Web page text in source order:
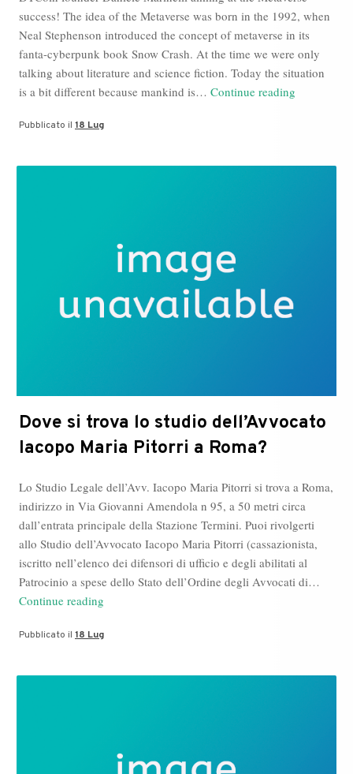
success! The idea of the Metaverse was born in the 1992, when
Neal Stephenson introduced the concept of metaverse in its
fanta-cyberpunk book Snow Crash. At the time we were only
talking about literature and science fiction. Today the situation
is a bit different because mankind is… Continue reading
news:
Pubblicato il 18 Lug
Dove si trova lo studio dell’Avvocato
Iacopo Maria Pitorri a Roma?
Lo Studio Legale dell’Avv. Iacopo Maria Pitorri si trova a Roma,
indirizzo in Via Giovanni Amendola n 95, a 50 metri circa
dall’entrata principale della Stazione Termini. Puoi rivolgerti
allo Studio dell’Avvocato Iacopo Maria Pitorri (cassazionista,
iscritto nell’elenco dei difensori di ufficio e degli abilitati al
Patrocinio a spese dello Stato dell’Ordine degli Avvocati di…
Continue reading
trova
studio
Pitorri
Pubblicato il 18 Lug